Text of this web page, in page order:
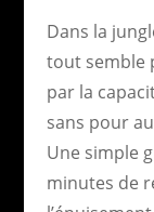
Dans la
tout semble
par la
sans pour
Une simple
minutes de